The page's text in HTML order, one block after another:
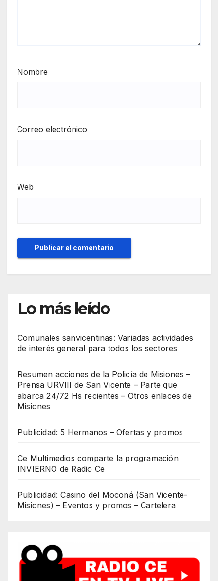
Nombre
Correo electrónico
Web
Lo más leído
Comunales sanvicentinas: Variadas actividades
de interés general para todos los sectores
Resumen acciones de la Policía de Misiones –
Prensa URVIII de San Vicente – Parte que
abarca 24/72 Hs recientes – Otros enlaces de
Misiones
Publicidad: 5 Hermanos – Ofertas y promos
Ce Multimedios comparte la programación
INVIERNO de Radio Ce
Publicidad: Casino del Moconá (San Vicente-
Misiones) – Eventos y promos – Cartelera